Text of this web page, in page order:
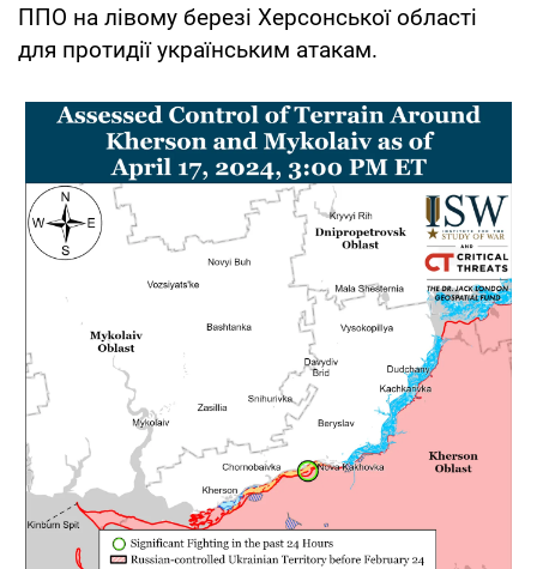
ППО на лівому березі Херсонської області
для протидії українським атакам.